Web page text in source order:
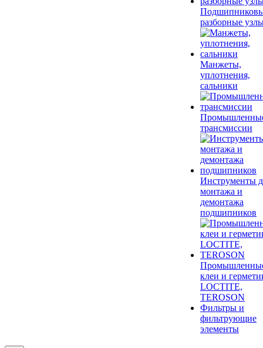
разборные
Манжеты,
уплотнения,
сальники
трансмиссии
Инструменты
монтажа и
демонтажа
подшипников
клеи и
LOCTITE,
TEROSON
Фильтры и
фильтрующие
элементы